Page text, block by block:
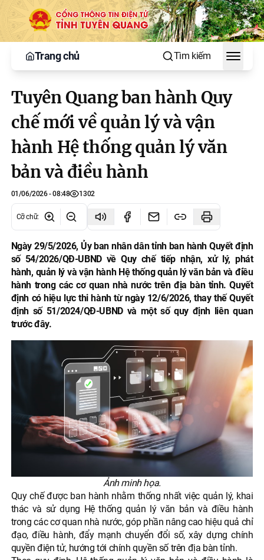
Trang chủ Tìm kiếm
Toggle
Tuyên Quang ban hành Quy
chế mới về quản lý và vận
hành Hệ thống quản lý văn
bản và điều hành
01/06/2026 - 08:48 1302
Cỡ chữ:
Ngày 29/5/2026, Ủy ban nhân dân tỉnh ban hành Quyết định
số 54/2026/QĐ-UBND về Quy chế tiếp nhận, xử lý, phát
hành, quản lý và vận hành Hệ thống quản lý văn bản và điều
hành trong các cơ quan nhà nước trên địa bàn tỉnh. Quyết
định có hiệu lực thi hành từ ngày 12/6/2026, thay thế Quyết
định số 51/2024/QĐ-UBND và một số quy định liên quan
trước đây.
Ảnh minh họa.
Quy chế được ban hành nhằm thống nhất việc quản lý, khai
thác và sử dụng Hệ thống quản lý văn bản và điều hành
trong các cơ quan nhà nước, góp phần nâng cao hiệu quả chỉ
đạo, điều hành, đẩy mạnh chuyển đổi số, xây dựng chính
quyền điện tử, hướng tới chính quyền số trên địa bàn tỉnh.